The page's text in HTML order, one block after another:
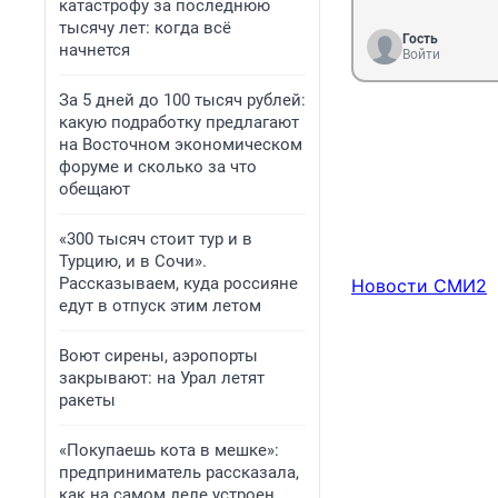
катастрофу за последнюю
тысячу лет: когда всё
начнется
За 5 дней до 100 тысяч рублей:
какую подработку предлагают
на Восточном экономическом
форуме и сколько за что
обещают
«300 тысяч стоит тур и в
Турцию, и в Сочи».
Рассказываем, куда россияне
едут в отпуск этим летом
Воют сирены, аэропорты
закрывают: на Урал летят
ракеты
«Покупаешь кота в мешке»:
предприниматель рассказала,
Гость
Войти
Новости СМИ2